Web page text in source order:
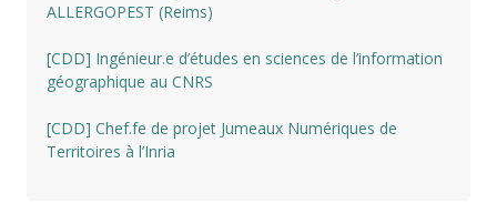
ALLERGOPEST (Reims)
[CDD] Ingénieur.e d’études en sciences de l’information
géographique au CNRS
[CDD] Chef.fe de projet Jumeaux Numériques de
Territoires à l’Inria